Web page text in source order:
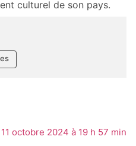
culturel de son pays.
11 octobre 2024 à 19 h 57 min